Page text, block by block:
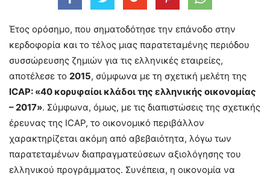
Έτος ορόσημο, που σηματοδότησε την επάνοδο στην
κερδοφορία και το τέλος μιας παρατεταμένης περιόδου
συσσώρευσης ζημιών για τις ελληνικές εταιρείες,
αποτέλεσε το 2015, σύμφωνα με τη σχετική μελέτη της
ICAP: «40 κορυφαίοι κλάδοι της ελληνικής οικονομίας
– 2017». Σύμφωνα, όμως, με τις διαπιστώσεις της σχετικής
έρευνας της ICAP, το οικονομικό περιβάλλον
χαρακτηρίζεται ακόμη από αβεβαιότητα, λόγω των
παρατεταμένων διαπραγματεύσεων αξιολόγησης του
ελληνικού προγράμματος. Συνέπεια, η οικονομία να